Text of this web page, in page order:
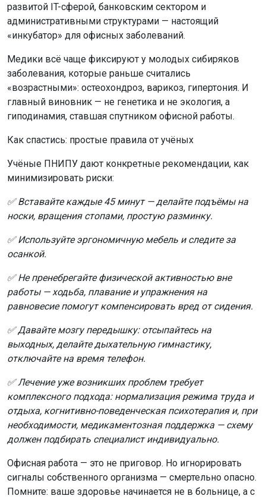
развитой IT-сферой, банковским сектором и
административными структурами — настоящий
«инкубатор» для офисных заболеваний.
Медики всё чаще фиксируют у молодых сибиряков
заболевания, которые раньше считались
«возрастными»: остеохондроз, варикоз, гипертония. И
главный виновник — не генетика и не экология, а
гиподинамия, ставшая спутником офисной работы.
Как спастись: простые правила от учёных
Учёные ПНИПУ дают конкретные рекомендации, как
минимизировать риски:
✅ Вставайте каждые 45 минут — делайте подъёмы на
носки, вращения стопами, простую разминку.
✅ Используйте эргономичную мебель и следите за
осанкой.
✅ Не пренебрегайте физической активностью вне
работы — ходьба, плавание и упражнения на
равновесие помогут компенсировать вред от сидения.
✅ Давайте мозгу передышку: отсыпайтесь на
выходных, делайте дыхательную гимнастику,
отключайте на время телефон.
✅ Лечение уже возникших проблем требует
комплексного подхода: нормализация режима труда и
отдыха, когнитивно-поведенческая психотерапия и, при
необходимости, медикаментозная поддержка — схему
должен подбирать специалист индивидуально.
Офисная работа — это не приговор. Но игнорировать
сигналы собственного организма — смертельно опасно.
Помните: ваше здоровье начинается не в больнице, а с